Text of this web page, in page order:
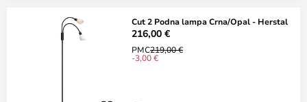
Cut 2 Podna lampa Crna/Opal - Herstal
216,00 €
PMC219,00 €
-3,00 €